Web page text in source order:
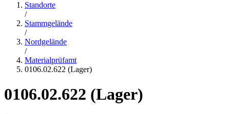
Standorte
/
Stammgelände
/
Nordgelände
/
Materialprüfamt
0106.02.622 (Lager)
0106.02.622 (Lager)